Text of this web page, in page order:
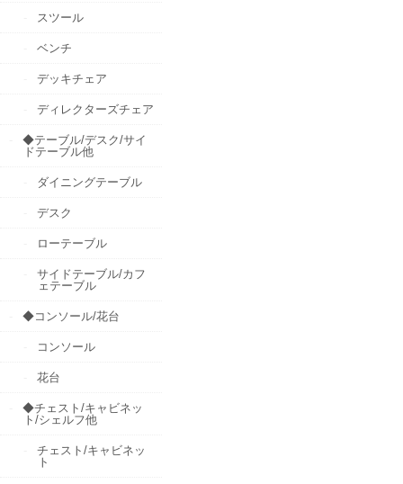
スツール
ベンチ
デッキチェア
ディレクターズチェア
◆テーブル/デスク/サイ
ドテーブル他
ダイニングテーブル
デスク
ローテーブル
サイドテーブル/カフ
ェテーブル
◆コンソール/花台
コンソール
花台
◆チェスト/キャビネッ
ト/シェルフ他
チェスト/キャビネッ
ト